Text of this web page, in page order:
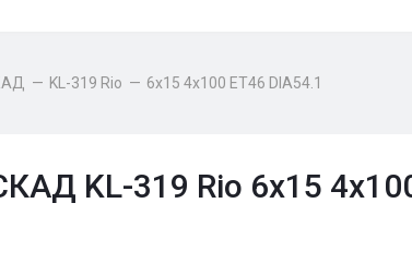
— KL-319 Rio — 6x15 4x100 ET46 DIA54.1
KL-319 Rio 6x15